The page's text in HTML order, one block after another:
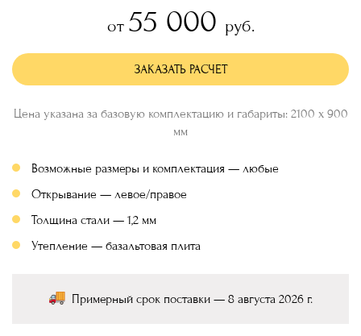
от 55 000 руб.
ЗАКАЗАТЬ РАСЧЕТ
Цена указана за базовую комплектацию и габариты: 2100 х 900
мм
Возможные размеры и комплектация — любые
Открывание — левое/правое
Толщина стали — 1,2 мм
Утепление — базальтовая плита
Примерный срок поставки — 8 августа 2026 г.